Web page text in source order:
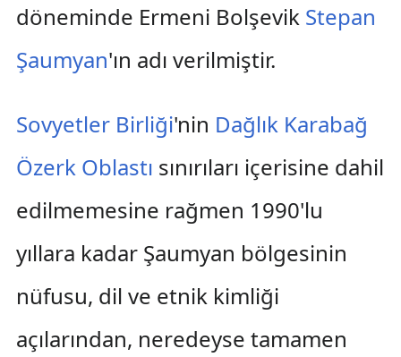
döneminde Ermeni Bolşevik Stepan
Şaumyan'ın adı verilmiştir.
Sovyetler Birliği'nin Dağlık Karabağ
Özerk Oblastı sınırıları içerisine dahil
edilmemesine rağmen 1990'lu
yıllara kadar Şaumyan bölgesinin
nüfusu, dil ve etnik kimliği
açılarından, neredeyse tamamen